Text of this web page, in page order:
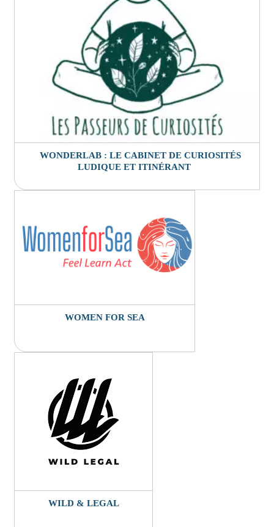
WONDERLAB : LE CABINET DE CURIOSITÉS
LUDIQUE ET ITINÉRANT
WOMEN FOR SEA
WILD & LEGAL